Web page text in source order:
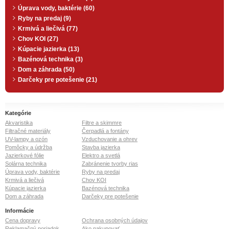
Úprava vody, baktérie (60)
Ryby na predaj (9)
Krmivá a liečivá (77)
Chov KOI (27)
Kúpacie jazierka (13)
Bazénová technika (3)
Dom a záhrada (50)
Darčeky pre potešenie (21)
Kategórie
Akvaristika
Filtre a skimmre
Filtračné materiály
Čerpadlá a fontány
UV-lampy a ozón
Vzduchovanie a ohrev
Pomôcky a údržba
Stavba jazierka
Jazierkové fólie
Elektro a svetlá
Solárna technika
Zabránenie tvorby rias
Úprava vody, baktérie
Ryby na predaj
Krmivá a liečivá
Chov KOI
Kúpacie jazierka
Bazénová technika
Dom a záhrada
Darčeky pre potešenie
Informácie
Cena dopravy
Ochrana osobných údajov